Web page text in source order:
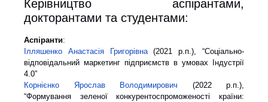
Керівництво аспірантами,
докторантами та студентами:
Аспіранти:
Ілляшенко Анастасія Григорівна(2021 р.п.), “Соціально-
відповідальний маркетинг підприємств в умовах Індустрії
4.0”
Корнієнко Ярослав Володимирович (2022 р.п.),
“Формування зеленої конкурентоспроможеності країни: